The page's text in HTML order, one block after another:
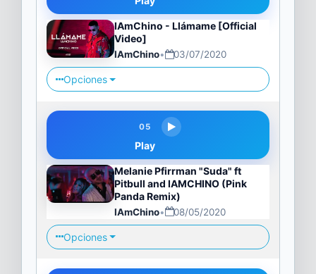
IAmChino - Llámame [Official
Video]
IAmChino• 03/07/2020
Opciones
05
Play
Melanie Pfirrman "Suda" ft
Pitbull and IAMCHINO (Pink
Panda Remix)
IAmChino• 08/05/2020
Opciones